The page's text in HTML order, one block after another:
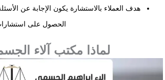
هدف العملاء بالاستشارة يكون الإجابة عن
الحصول على استشارات
لماذا مكتب آلاء